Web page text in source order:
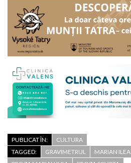
PUBLICAT ÎN:
CULTURA
TAGGED:
GRAVIMETRUL MARIAN ILEA